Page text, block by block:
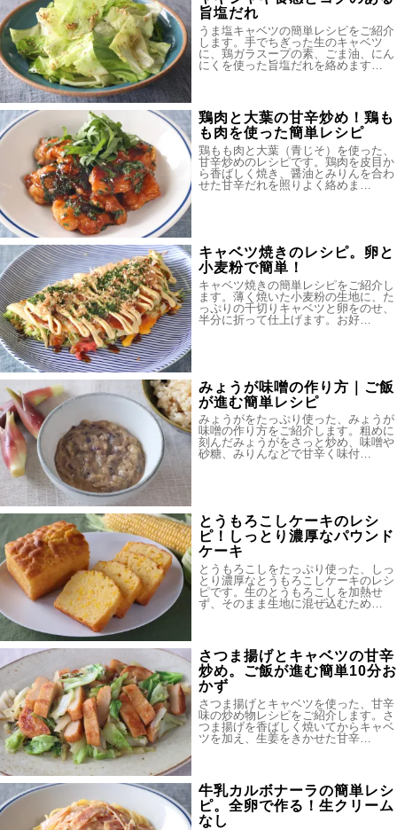
旨塩だれ
うま塩キャベツの簡単レシピをご紹介
します。手でちぎった生のキャベツ
に、鶏ガラスープの素、ごま油、にん
にくを使った旨塩だれを絡めます…
鶏肉と大葉の甘辛炒め！鶏も
も肉を使った簡単レシピ
鶏もも肉と大葉（青じそ）を使った、
甘辛炒めのレシピです。鶏肉を皮目か
ら香ばしく焼き、醤油とみりんを合わ
せた甘辛だれを照りよく絡めま…
キャベツ焼きのレシピ。卵と
小麦粉で簡単！
キャベツ焼きの簡単レシピをご紹介し
ます。薄く焼いた小麦粉の生地に、た
っぷりの千切りキャベツと卵をのせ、
半分に折って仕上げます。お好…
みょうが味噌の作り方｜ご飯
が進む簡単レシピ
みょうがをたっぷり使った、みょうが
味噌の作り方をご紹介します。粗めに
刻んだみょうがをさっと炒め、味噌や
砂糖、みりんなどで甘辛く味付…
とうもろこしケーキのレシ
ピ！しっとり濃厚なパウンド
ケーキ
とうもろこしをたっぷり使った、しっ
とり濃厚なとうもろこしケーキのレシ
ピです。生のとうもろこしを加熱せ
ず、そのまま生地に混ぜ込むため…
さつま揚げとキャベツの甘辛
炒め。ご飯が進む簡単10分お
かず
さつま揚げとキャベツを使った、甘辛
味の炒め物レシピをご紹介します。さ
つま揚げを香ばしく焼いてからキャベ
ツを加え、生姜をきかせた甘辛…
牛乳カルボナーラの簡単レシ
ピ。全卵で作る！生クリーム
なし